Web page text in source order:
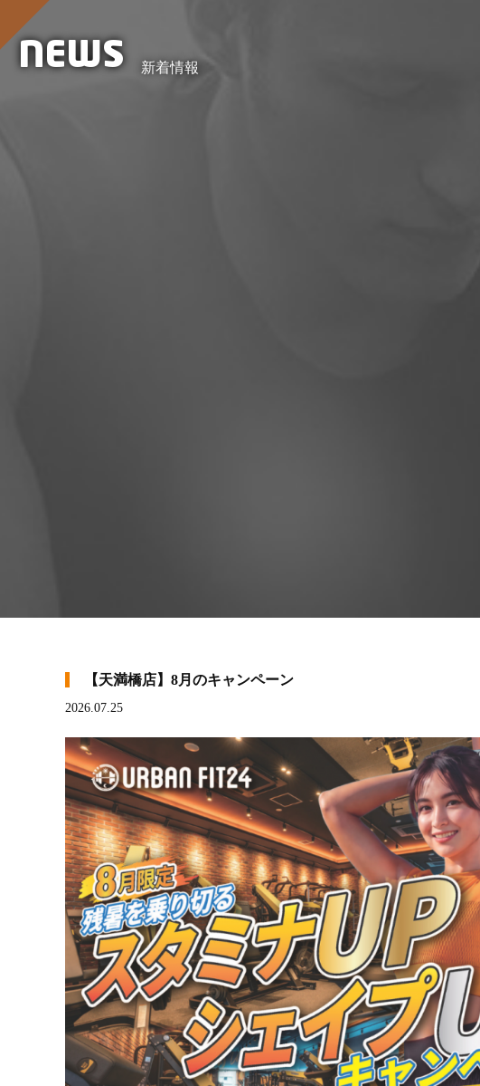
NEWS 新着情報
【天満橋店】8月のキャンペーン
2026.07.25